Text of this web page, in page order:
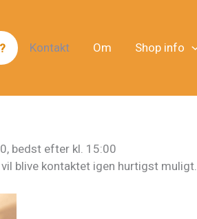
Kontakt Om Shop info
bedst efter kl. 15:00
blive kontaktet igen hurtigst muligt.